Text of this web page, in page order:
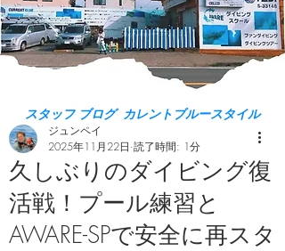
スタッフ ブログ カレントブルースタイル
久しぶりのダイビング復
活戦！プール練習と
AWARE-SPで安全に再スタ
ジュンペイ
2025年11月22日 読了時間: 1分